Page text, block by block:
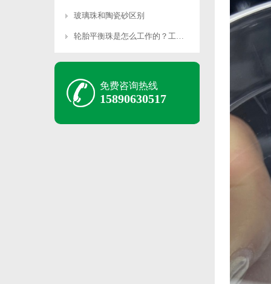
玻璃珠和陶瓷砂区别
轮胎平衡珠是怎么工作的？工作原理是什么？
免费咨询热线
15890630517